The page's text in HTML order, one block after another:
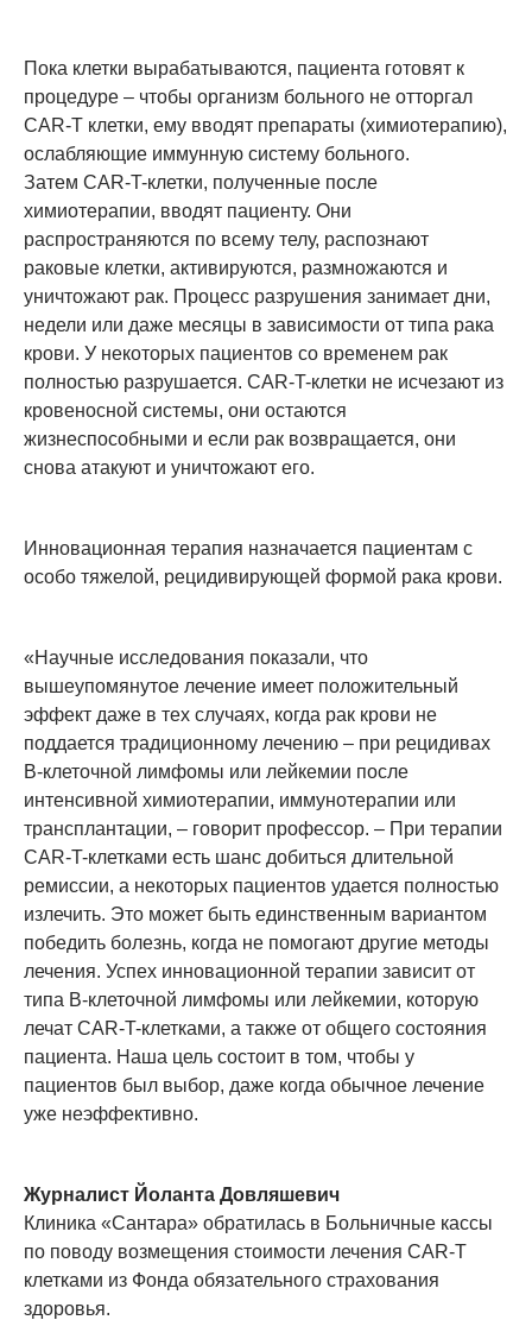
Пока клетки вырабатываются, пациента готовят к
процедуре – чтобы организм больного не отторгал
CAR-T клетки, ему вводят препараты (химиотерапию),
ослабляющие иммунную систему больного.
Затем CAR-T-клетки, полученные после
химиотерапии, вводят пациенту. Они
распространяются по всему телу, распознают
раковые клетки, активируются, размножаются и
уничтожают рак. Процесс разрушения занимает дни,
недели или даже месяцы в зависимости от типа рака
крови. У некоторых пациентов со временем рак
полностью разрушается. CAR-T-клетки не исчезают из
кровеносной системы, они остаются
жизнеспособными и если рак возвращается, они
снова атакуют и уничтожают его.
Инновационная терапия назначается пациентам с
особо тяжелой, рецидивирующей формой рака крови.
«Научные исследования показали, что
вышеупомянутое лечение имеет положительный
эффект даже в тех случаях, когда рак крови не
поддается традиционному лечению – при рецидивах
В-клеточной лимфомы или лейкемии после
интенсивной химиотерапии, иммунотерапии или
трансплантации, – говорит профессор. – При терапии
CAR-T-клетками есть шанс добиться длительной
ремиссии, а некоторых пациентов удается полностью
излечить. Это может быть единственным вариантом
победить болезнь, когда не помогают другие методы
лечения. Успех инновационной терапии зависит от
типа В-клеточной лимфомы или лейкемии, которую
лечат CAR-T-клетками, а также от общего состояния
пациента. Наша цель состоит в том, чтобы у
пациентов был выбор, даже когда обычное лечение
уже неэффективно.
Журналист Йоланта Довляшевич
Клиника «Сантара» обратилась в Больничные кассы
по поводу возмещения стоимости лечения CAR-T
клетками из Фонда обязательного страхования
здоровья.